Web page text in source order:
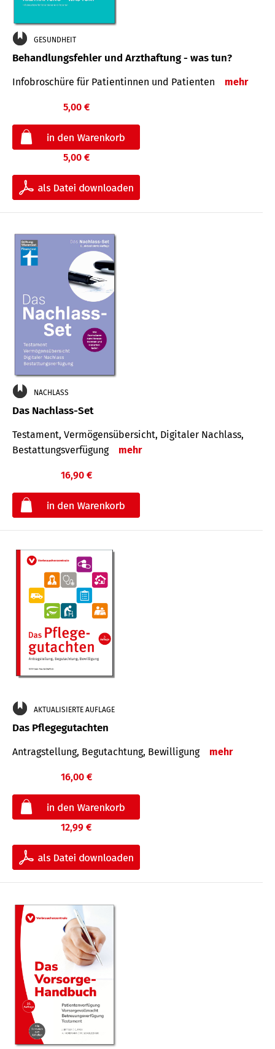
GESUNDHEIT
Behandlungsfehler und Arzthaftung - was tun?
Infobroschüre für Patientinnen und Patienten mehr
5,00 €
5,00 €
NACHLASS
Das Nachlass-Set
Testament, Vermögens­übersicht, Digitaler Nach­lass,
Bestat­tungs­ver­fügung
mehr
16,90 €
AKTUALISIERTE AUFLAGE
Das Pflegegutachten
Antragstellung, Begutachtung, Bewilligung mehr
16,00 €
12,99 €